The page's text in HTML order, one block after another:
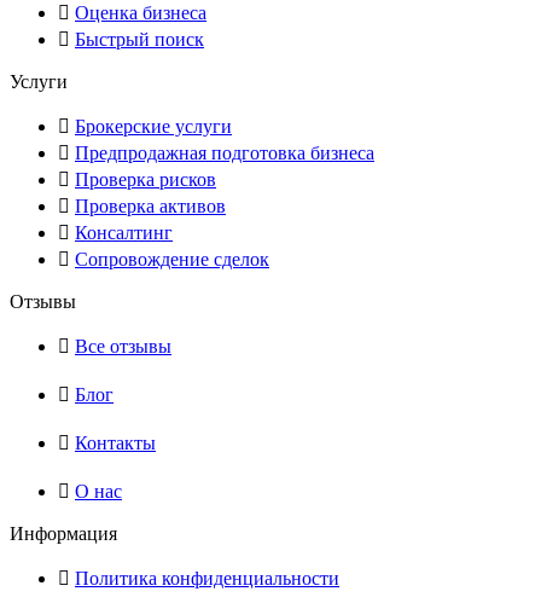
Оценка бизнеса
Быстрый поиск
Услуги
Брокерские услуги
Предпродажная подготовка бизнеса
Проверка рисков
Проверка активов
Консалтинг
Сопровождение сделок
Отзывы
Все отзывы
Блог
Контакты
О нас
Информация
Политика конфиденциальности